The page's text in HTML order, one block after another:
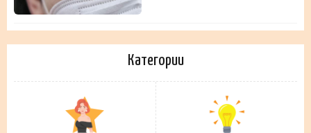
Категории